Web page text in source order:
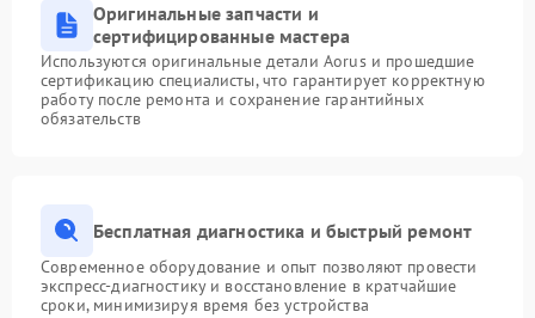
Оригинальные запчасти и
сертифицированные мастера
Используются оригинальные детали Aorus и прошедшие
сертификацию специалисты, что гарантирует корректную
работу после ремонта и сохранение гарантийных
обязательств
Бесплатная диагностика и быстрый ремонт
Современное оборудование и опыт позволяют провести
экспресс-диагностику и восстановление в кратчайшие
сроки, минимизируя время без устройства